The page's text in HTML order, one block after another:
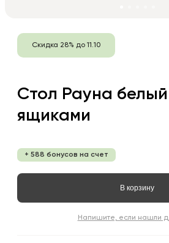
Скидка 28% до 11.10
Стол Рауна белый
ящиками
+ 588 бонусов на счет
В корзину
Напишите, если нашли